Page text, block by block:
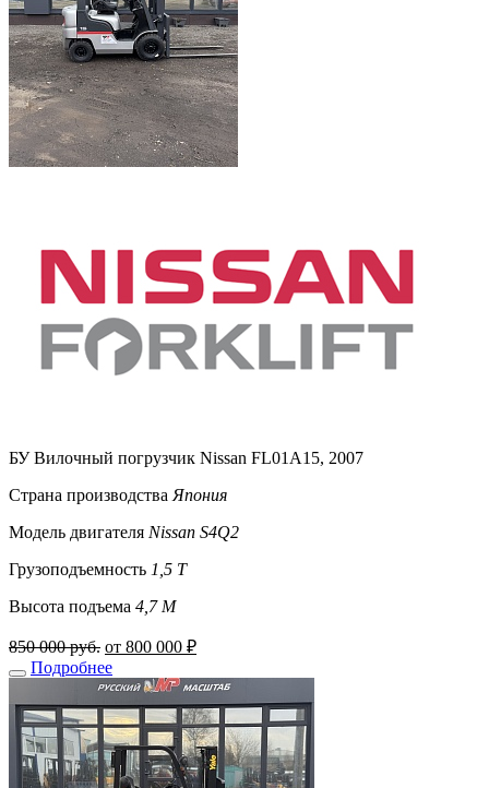
БУ Вилочный погрузчик Nissan FL01A15, 2007
Страна производства Япония
Модель двигателя Nissan S4Q2
Грузоподъемность 1,5 Т
Высота подъема 4,7 М
850 000 руб. от 800 000 ₽
Подробнее